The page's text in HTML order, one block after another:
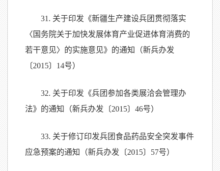
31. 关于印发《新疆生产建设兵团贯彻落实
〈国务院关于加快发展体育产业促进体育消费的
若干意见〉的实施意见》的通知（新兵办发
〔2015〕14号）
32. 关于印发《兵团参加各类展洽会管理办
法》的通知（新兵办发〔2015〕46号）
33. 关于修订印发兵团食品药品安全突发事件
应急预案的通知（新兵办发〔2015〕57号）